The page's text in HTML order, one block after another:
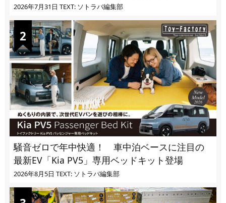
2026年7月31日 TEXT: ソトラバ編集部
騒音ゼロで年中快適！ 車中泊ベースに注目の
最新EV「Kia PV5」専用ベッドキット登場
2026年8月5日 TEXT: ソトラバ編集部